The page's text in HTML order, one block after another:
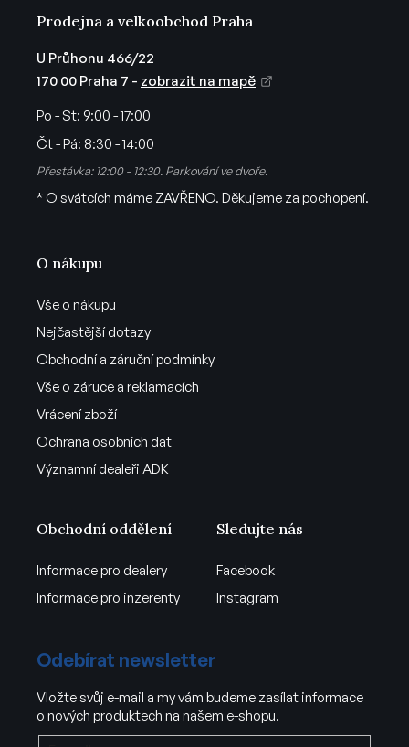
O nákupu
Vše o nákupu
Nejčastější dotazy
Obchodní a záruční podmínky
Vše o záruce a reklamacích
Vrácení zboží
Ochrana osobních dat
Významní dealeři ADK
Prodejna a velkoobchod Praha
U Průhonu 466/22
170 00 Praha 7 - zobrazit na mapě
Po - St: 9:00 - 17:00
Čt - Pá: 8:30 - 14:00
Přestávka: 12:00 - 12:30. Parkování ve dvoře.
* O svátcích máme ZAVŘENO. Děkujeme za pochopení.
Obchodní oddělení
Informace pro dealery
Informace pro inzerenty
Sledujte nás
Facebook
Instagram
Odebírat newsletter
Vložte svůj e-mail a my vám budeme zasílat informace
o nových produktech na našem e-shopu.